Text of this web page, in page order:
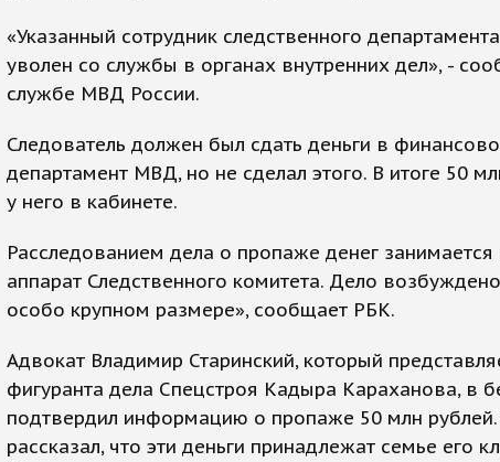
«Указанный сотрудник следственного
уволен со службы в органах внутренних дел», -
службе МВД России.
Следователь должен был сдать деньги в
департамент МВД, но не сделал этого. В итоге 50
у него в кабинете.
Расследованием дела о пропаже денег занимается
аппарат Следственного комитета. Дело
особо крупном размере», сообщает РБК.
Адвокат Владимир Старинский, который
фигуранта дела Спецстроя Кадыра Караханова, в
подтвердил информацию о пропаже 50 млн
рассказал, что эти деньги принадлежат семье его